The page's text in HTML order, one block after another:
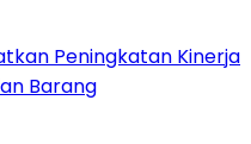
Peningkatan Kinerja
Barang